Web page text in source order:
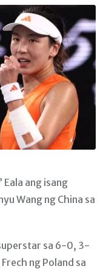
Eala ang isang
Wang ng China sa
sa 6-0, 3-
ng Poland sa